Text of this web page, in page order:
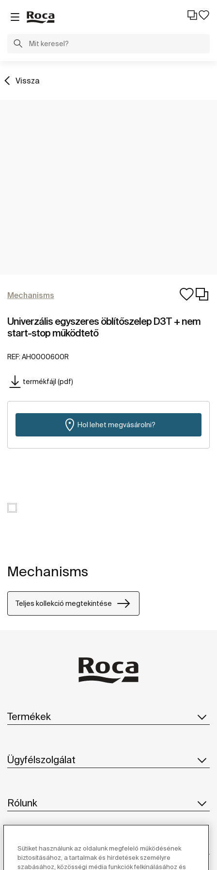
Vissza
Mechanisms
Univerzális egyszeres öblítőszelep D3T + nem
start-stop működtető
REF: AH0000600R
termékfájl (pdf)
Hol lehet megvásárolni?
Mechanisms
Teljes kollekció megtekintése
Termékek
Ügyfélszolgálat
Rólunk
Ihlet
Sütiket használunk az oldalunk megfelelő működésének
biztosításához, a tartalmak és hirdetések személyre
szabásához, közösségi média funkciók felkínálásához és